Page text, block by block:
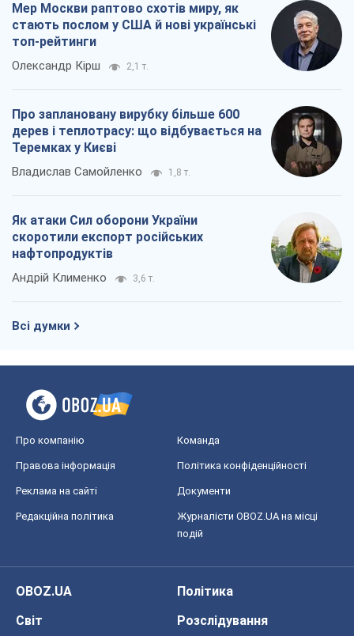
Мер Москви раптово схотів миру, як
стають послом у США й нові українські
топ-рейтинги
Олександр Кірш 2,1 т.
Про заплановану вирубку більше 600
дерев і теплотрасу: що відбувається на
Теремках у Києві
Владислав Самойленко 1,8 т.
Як атаки Сил оборони України
скоротили експорт російських
нафтопродуктів
Андрій Клименко 3,6 т.
Всі думки
Про компанію Команда
Правова інформація Політика конфіденційності
Реклама на сайті Документи
Редакційна політика
Журналісти OBOZ.UA на місці
подій
OBOZ.UA
Політика
Світ
Розслідування